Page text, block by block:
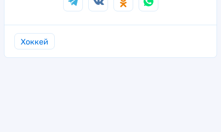
Хоккей